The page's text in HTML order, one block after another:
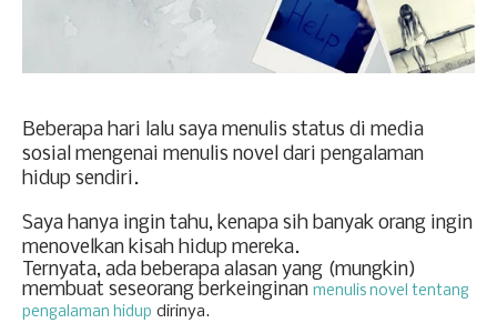
Beberapa hari lalu saya menulis status di media
sosial mengenai menulis novel dari pengalaman
hidup sendiri.
Saya hanya ingin tahu, kenapa sih banyak orang ingin
menovelkan kisah hidup mereka.
Ternyata, ada beberapa alasan yang (mungkin)
membuat seseorang berkeinginan menulis novel tentang
pengalaman hidup dirinya.